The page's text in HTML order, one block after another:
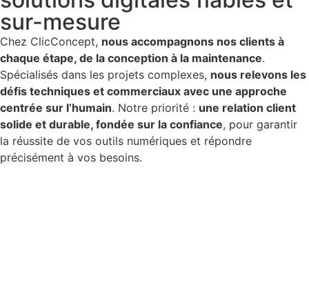
sur-mesure
Chez ClicConcept, nous accompagnons nos clients à
chaque étape, de la conception à la maintenance.
Spécialisés dans les projets complexes, nous relevons les
défis techniques et commerciaux avec une approche
centrée sur l’humain. Notre priorité : une relation client
solide et durable, fondée sur la confiance, pour garantir
la réussite de vos outils numériques et répondre
précisément à vos besoins.